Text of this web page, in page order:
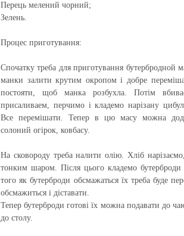
Перець мелений чорний;
Зелень.
Процес приготування:
Спочатку треба для приготування бутербродной
манки залити крутим окропом і добре
постояти, щоб манка розбухла. Потім
присаливаем, перчимо і кладемо нарізану
Все перемішати. Тепер в цю масу можна
солоний огірок, ковбасу.
На сковороду треба налити олію. Хліб
тонким шаром. Після цього кладемо бутерброди
того як бутерброди обсмажаться їх треба буде
обсмажиться і діставати.
Тепер бутерброди готові їх можна подавати до
до столу.